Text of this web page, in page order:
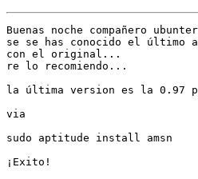
Buenas noche compañero
se se has conocido el último
con el original...
re lo recomiendo...
la última version es la 0.97
via
sudo aptitude install amsn
¡Exito!